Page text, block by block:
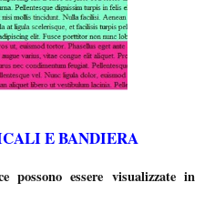
E BANDIERA
possono essere visualizzate in